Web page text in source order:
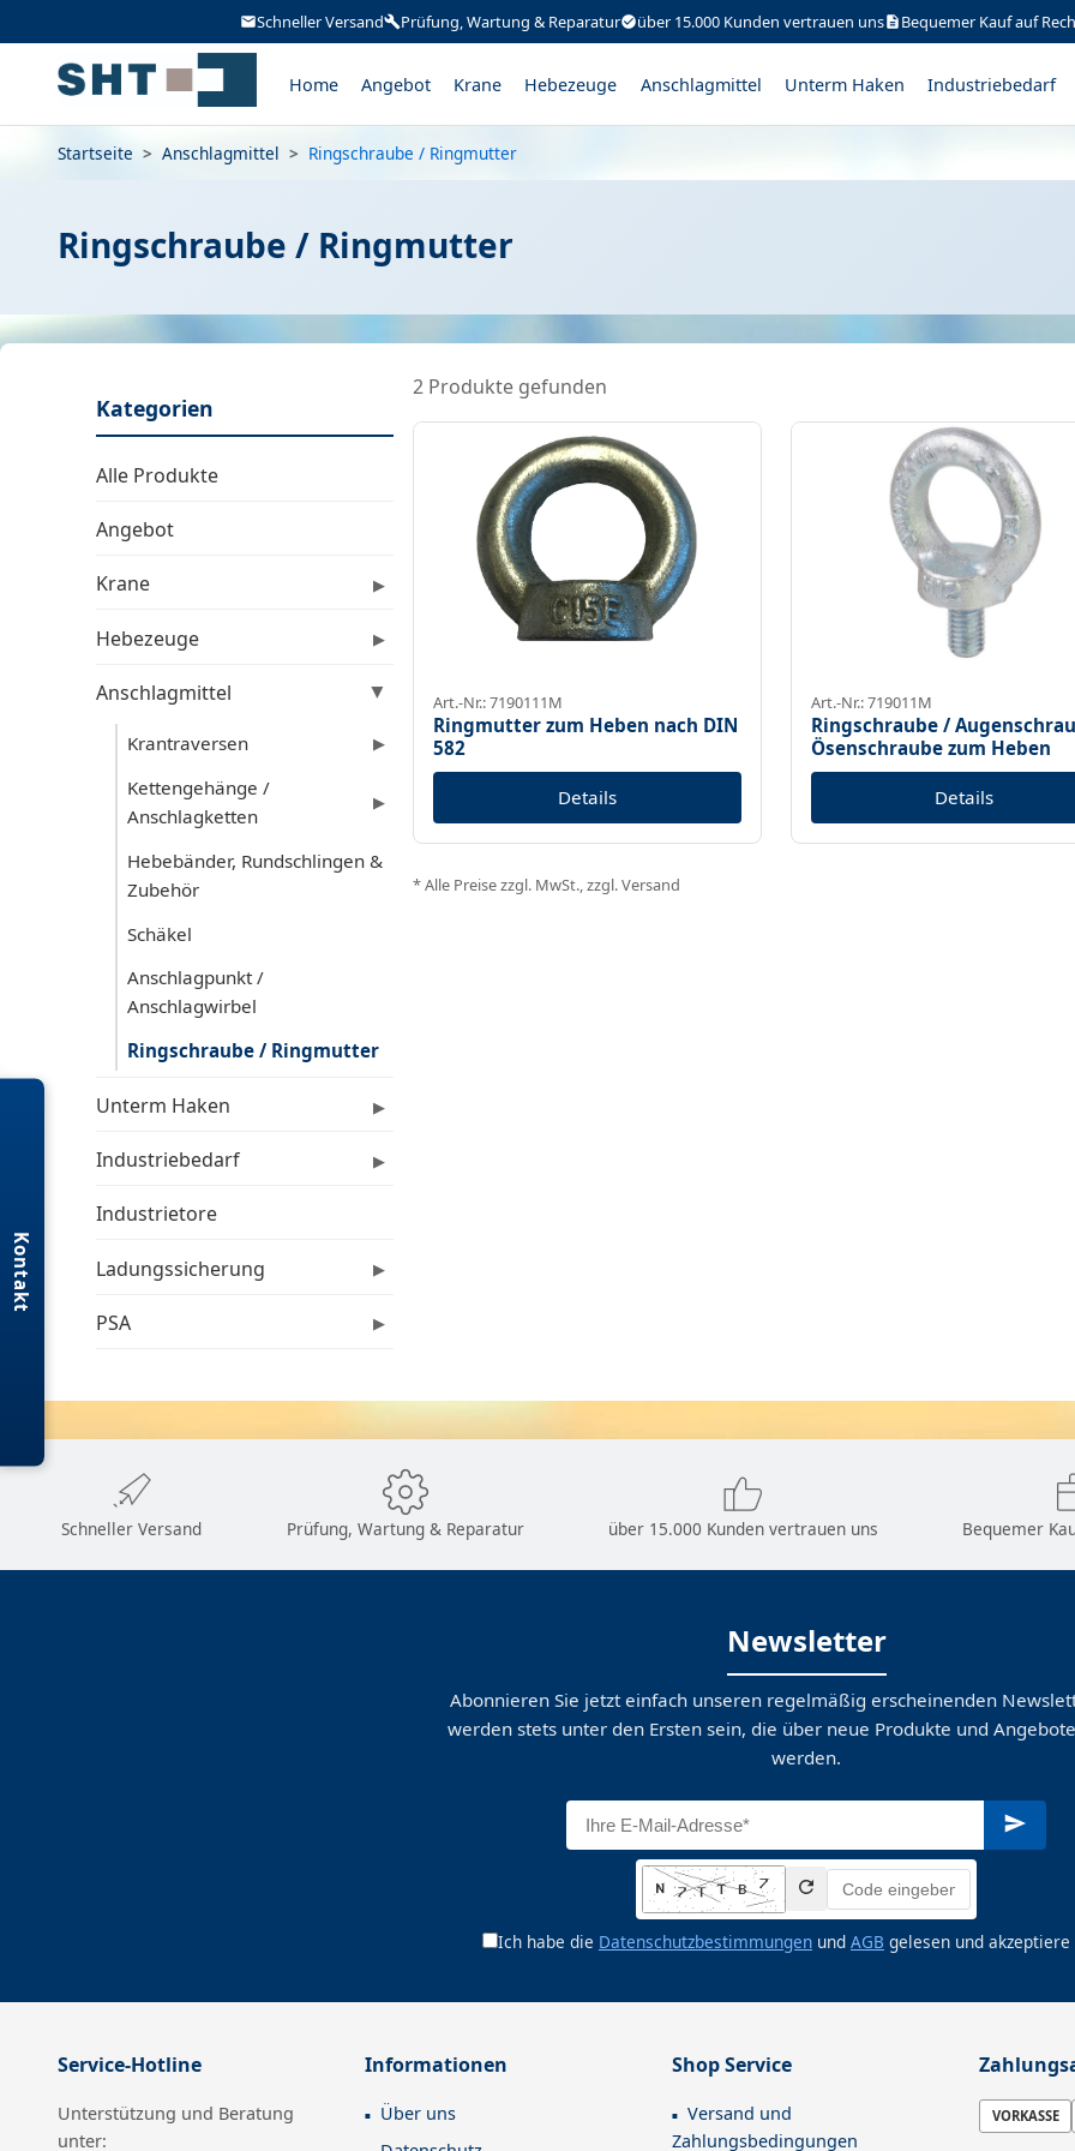
Kontakt
Schneller Versand Prüfung, Wartung & Reparatur über 15.000 Kunden vertrauen uns Bequemer Kauf auf
Home Angebot Krane Hebezeuge Anschlagmittel Unterm Haken Industriebedarf
Startseite > Anschlagmittel > Ringschraube / Ringmutter
Ringschraube / Ringmutter
Kategorien
Alle Produkte
Angebot
Krane ▶
Hebezeuge ▶
Anschlagmittel ▶
Krantraversen ▶
Kettengehänge /
Anschlagketten
▶
Hebebänder, Rundschlingen &
Zubehör
Schäkel
Anschlagpunkt /
Anschlagwirbel
Ringschraube / Ringmutter
Unterm Haken ▶
Industriebedarf ▶
Industrietore
Ladungssicherung ▶
PSA ▶
2 Produkte gefunden
Art.-Nr.: 7190111M
Ringmutter zum Heben nach DIN
582
Details
Art.-Nr.: 719011M
Ringschraube /
Ösenschraube zum Heben
Details
* Alle Preise zzgl. MwSt., zzgl. Versand
Schneller Versand Prüfung, Wartung & Reparatur über 15.000 Kunden vertrauen uns Bequemer
Newsletter
Abonnieren Sie jetzt einfach unseren regelmäßig erscheinenden
werden stets unter den Ersten sein, die über neue Produkte und
werden.
Ich habe die Datenschutzbestimmungen und AGB gelesen und
Service-Hotline
Unterstützung und Beratung
unter:
Informationen
Über uns
Shop Service
Versand und
Zahlungsbedingungen
VORKASSE